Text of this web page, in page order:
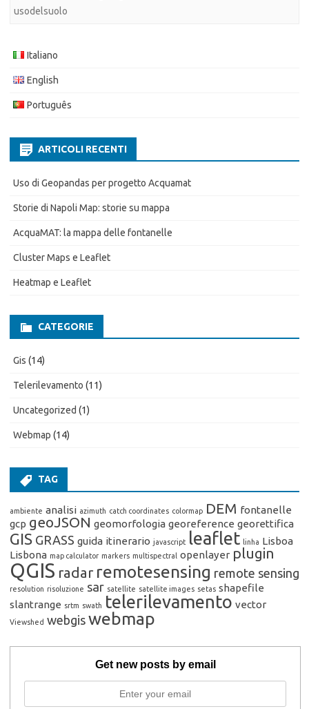
usodelsuolo
Italiano
English
Português
ARTICOLI RECENTI
Uso di Geopandas per progetto Acquamat
Storie di Napoli Map: storie su mappa
AcquaMAT: la mappa delle fontanelle
Cluster Maps e Leaflet
Heatmap e Leaflet
CATEGORIE
Gis (14)
Telerilevamento (11)
Uncategorized (1)
Webmap (14)
TAG
ambiente analisi azimuth catch coordinates colormap DEM fontanelle
gcp geoJSON geomorfologia georeference georettifica
GIS GRASS guida itinerario javascript leaflet linha Lisboa
Lisbona map calculator markers multispectral openlayer plugin
QGIS radar remotesensing remote sensing
resolution risoluzione sar satellite satellite images setas shapefile
slantrange srtm swath telerilevamento vector
Viewshed webgis webmap
Get new posts by email